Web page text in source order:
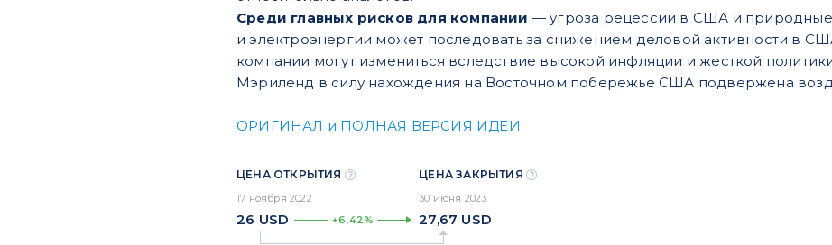
Среди главных рисков для компании — угроза рецессии в США и природные
и электроэнергии может последовать за снижением деловой активности в
компании могут измениться вследствие высокой инфляции и жесткой
Мэриленд в силу нахождения на Восточном побережье США подвержена
ОРИГИНАЛ и ПОЛНАЯ ВЕРСИЯ ИДЕИ
ЦЕНА ОТКРЫТИЯ
17 ноября 2022
26 USD +6,42%
ЦЕНА ЗАКРЫТИЯ
30 июня 2023
27,67 USD